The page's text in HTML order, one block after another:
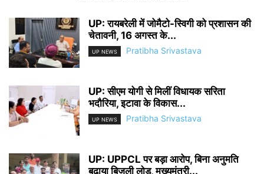
UP: रायबरेली में जोमैटो-स्विगी को प्रशासन की
चेतावनी, 16 अगस्त के...
UP NEWS Pratibha Srivastava
UP: सीएम योगी से मिलीं विधायक सरिता
भदौरिया, इटावा के विकास...
UP NEWS Pratibha Srivastava
UP: UPPCL पर बड़ा आरोप, बिना अनुमति
बढ़ाया बिजली लोड, मुख्यमंत्री...